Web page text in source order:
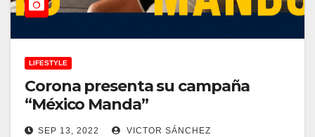
LIFESTYLE
Corona presenta su campaña
“México Manda”
SEP 13, 2022 VICTOR SÁNCHEZ